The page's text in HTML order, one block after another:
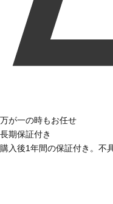
万が一の時もお任せ
長期保証付き
購入後1年間の保証付き。不